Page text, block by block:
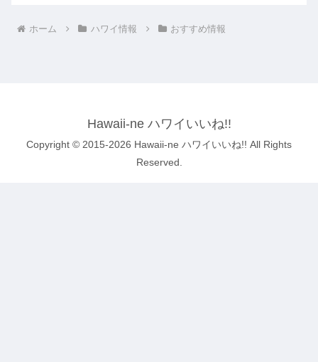
ホーム ハワイ情報 おすすめ情報
Hawaii-ne ハワイいいね!!
Copyright © 2015-2026 Hawaii-ne ハワイいいね!! All Rights
Reserved.